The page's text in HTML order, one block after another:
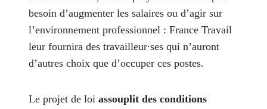
besoin d’augmenter les salaires ou d’agir sur
l’environnement professionnel : France Travail
leur fournira des travailleur∙ses qui n’auront
d’autres choix que d’occuper ces postes.
Le projet de loi assouplit des conditions